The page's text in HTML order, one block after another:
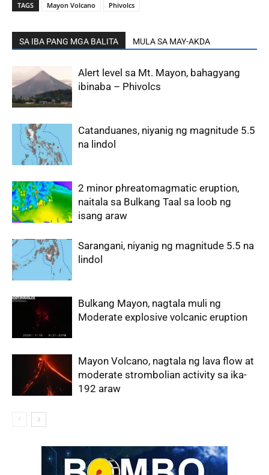
TAGS Mayon Volcano Phivolcs
SA IBA PANG MGA BALITA MULA SA MAY-AKDA
Alert level sa Mt. Mayon, bahagyang
ibinaba – Phivolcs
Catanduanes, niyanig ng magnitude 5.5
na lindol
2 minor phreatomagmatic eruption,
naitala sa Bulkang Taal sa loob ng
isang araw
Sarangani, niyanig ng magnitude 5.5 na
lindol
Bulkang Mayon, nagtala muli ng
Moderate explosive volcanic eruption
Mayon Volcano, nagtala ng lava flow at
moderate strombolian activity sa ika-
192 araw